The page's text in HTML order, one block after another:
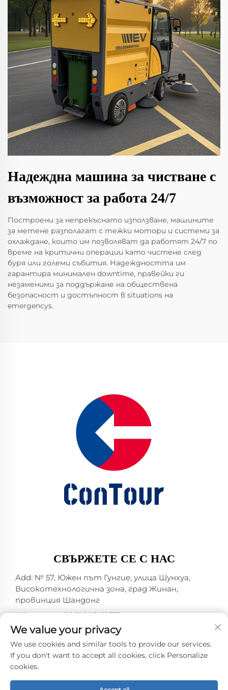
Надеждна машина за чистване с
възможност за работа 24/7
Построени за непрекъснато използване, машините
за метене разполагат с тежки мотори и системи за
охлаждане, които им позволяват да работят 24/7 по
време на критични операции като чистене след
буря или големи събития. Надеждността им
гарантира минимален downtime, правейки ги
незаменими за поддържане на обществена
безопасност и достъпност в situations на
emergencys.
СВЪРЖЕТЕ СЕ С НАС
Add: № 57, Южен път Гунгие, улица Шунхуа,
Високотехнологична зона, град Жинан,
провинция Шандонг
Whatsapp:+86 18805412771
+1（314）5989651
Имейл:[email protected]
We value your privacy
We use cookies and similar tools to provide our services.
If you don't want to accept all cookies, click Personalize
cookies.